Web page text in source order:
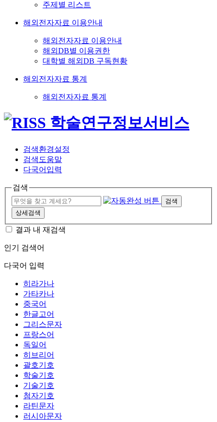
주제별 리스트
해외전자자료 이용안내
해외전자자료 이용안내
해외DB별 이용권한
대학별 해외DB 구독현황
해외전자자료 통계
해외전자자료 통계
검색환경설정
검색도움말
다국어입력
검색
검색
상세검색
결과 내 재검색
인기 검색어
다국어 입력
히라가나
가타카나
중국어
한글고어
그리스문자
프랑스어
독일어
히브리어
괄호기호
학술기호
기술기호
첨자기호
라틴문자
러시아문자